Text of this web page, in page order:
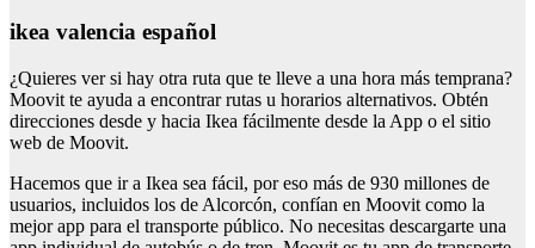
ikea valencia español
¿Quieres ver si hay otra ruta que te lleve a una hora más temprana?
Moovit te ayuda a encontrar rutas u horarios alternativos. Obtén
direcciones desde y hacia Ikea fácilmente desde la App o el sitio
web de Moovit.
Hacemos que ir a Ikea sea fácil, por eso más de 930 millones de
usuarios, incluidos los de Alcorcón, confían en Moovit como la
mejor app para el transporte público. No necesitas descargarte una